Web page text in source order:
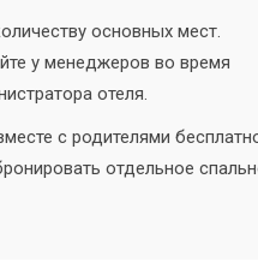
основных мест.
у менеджеров во время
отеля.
с родителями
отдельное